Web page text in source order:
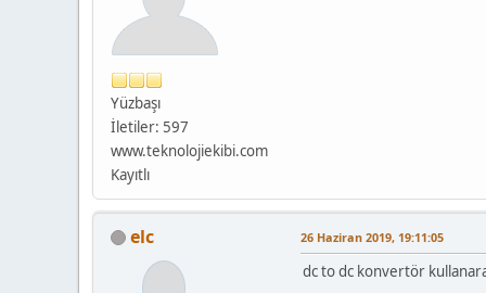
Yüzbaşı
İletiler: 597
www.teknolojiekibi.com
Kayıtlı
elc 26 Haziran 2019, 19:11:05
dc to dc konvertör